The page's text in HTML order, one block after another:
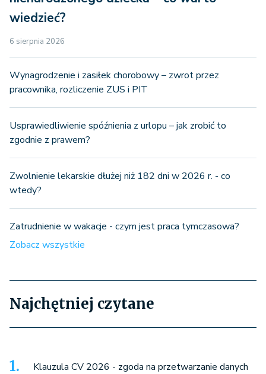
wiedzieć?
6 sierpnia 2026
Wynagrodzenie i zasiłek chorobowy – zwrot przez
pracownika, rozliczenie ZUS i PIT
Usprawiedliwienie spóźnienia z urlopu – jak zrobić to
zgodnie z prawem?
Zwolnienie lekarskie dłużej niż 182 dni w 2026 r. - co
wtedy?
Zatrudnienie w wakacje - czym jest praca tymczasowa?
Zobacz wszystkie
Najchętniej czytane
Klauzula CV 2026 - zgoda na przetwarzanie danych